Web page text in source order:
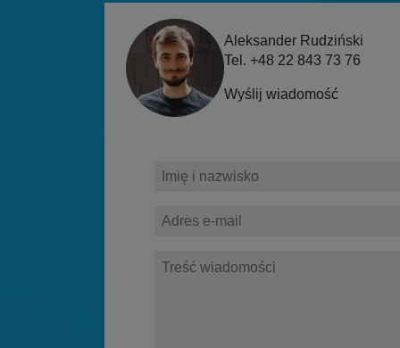
Aleksander Rudziński
Tel. +48 22 843 73 76
Wyślij wiadomość